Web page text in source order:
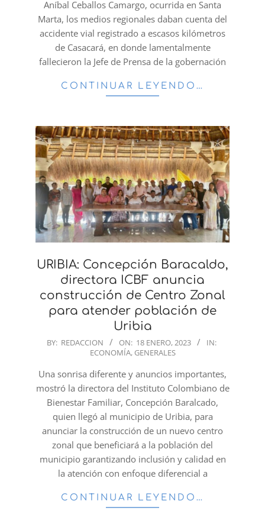
Aníbal Ceballos Camargo, ocurrida en Santa
Marta, los medios regionales daban cuenta del
accidente vial registrado a escasos kilómetros
de Casacará, en donde lamentalmente
fallecieron la Jefe de Prensa de la gobernación
CONTINUAR LEYENDO…
URIBIA: Concepción Baracaldo,
directora ICBF anuncia
construcción de Centro Zonal
para atender población de
Uribia
2023-
18
BY: REDACCION ON: 18 ENERO, 2023
IN:
ECONOMÍA, GENERALES
Una sonrisa diferente y anuncios importantes,
mostró la directora del Instituto Colombiano de
Bienestar Familiar, Concepción Baralcado,
quien llegó al municipio de Uribia, para
anunciar la construcción de un nuevo centro
zonal que beneficiará a la población del
municipio garantizando inclusión y calidad en
la atención con enfoque diferencial a
CONTINUAR LEYENDO…